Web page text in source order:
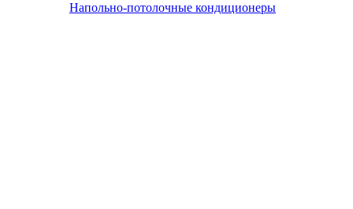
Напольно-потолочные кондиционеры